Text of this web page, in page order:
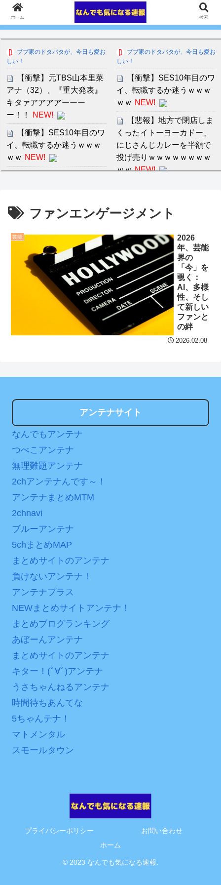
ブブ家のドタバタが、今日も愛お
しい！
【衝撃】元TBS山本里菜
アナ（32）、『重大発表』
キタァアアアアーーー
ー！！
NEW!
【衝撃】SES10年目のワ
イ、転職するか迷うｗｗｗ
ｗｗ NEW!
ＮＨＫが映らないテレビ
で料金は不当と主張してい
【阪神】佐藤輝明、高橋
宏斗から先制23号2ラン！
京セラドームはテルコール
クレバテスⅡ-魔獣の王と
偽りの勇者伝承- 第4話 感
日本が北朝鮮に辛勝し二
次予選3連勝も、海外ファン
は采配に辛辣「おそろしい
内容の後半」「今日の森保
はチキン」
七ツ森りり ご令嬢と召使
いの禁断の恋…1日だけ許さ
れた夫婦としての時間をひ
たすら愛し合う。
Powered by livedoor 相
互RSS
ブブ家のドタバタが、今日も愛お
しい！
【衝撃】SES10年目のワ
イ、転職するか迷うｗｗｗ
ｗｗ NEW!
【悲報】地方で閉店しま
くったイトーヨーカドー、
にじさんじカレーを半額で
投げ売りｗｗｗｗｗｗｗｗ
ｗｗ NEW!
キング 直近3週間｜2026年
8/3まで
【地獄のような聴聞会】
Ｗ杯１次Ｌ敗退の韓国 議員
が「なぜ負けたのか？」ソ
ン・フンミン先発落ちは
「監督の報復」
すまん熊本やがコンビニ
円の課金チケに
海外「日本よ、お前がナ
ンが“まんまジャニーズ”とフ
ファンエンゲージメント
芸能
2026
年、芸能
界の
「今」を
覗く：
AI、多様
性、そし
て新しい
ファンと
の絆
2026.02.08
アンテナサイト
なんでもアンテナ
つべこアンテナ
無理難題アンテナ
2chアンテナんです～！
アンテナまとめMTM
2chnavi
ブルーアンテナ
5chまとめMAP
まとめサイトのアンテナ
負けないアンテナ！
アンテナプラス
NEWまとめサイトアンテナ！
まとめブログランキング
あぼーんアンテナ
まとめサイトのアンテナ
キター！(ﾟ∀ﾟ)アンテナ
うさちゃんねるアンテナ
時間待ちあんてな
5ちゃんテナ！
マトメンタル
スモールタウン
プライバシーポリシー
お問い合わせ
ホーム
© 2023 なんでも気になる速報.
ホーム 検索